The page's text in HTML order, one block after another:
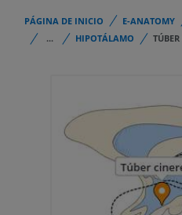
PÁGINA DE INICIO E-ANATOMY
...
HIPOTÁLAMO